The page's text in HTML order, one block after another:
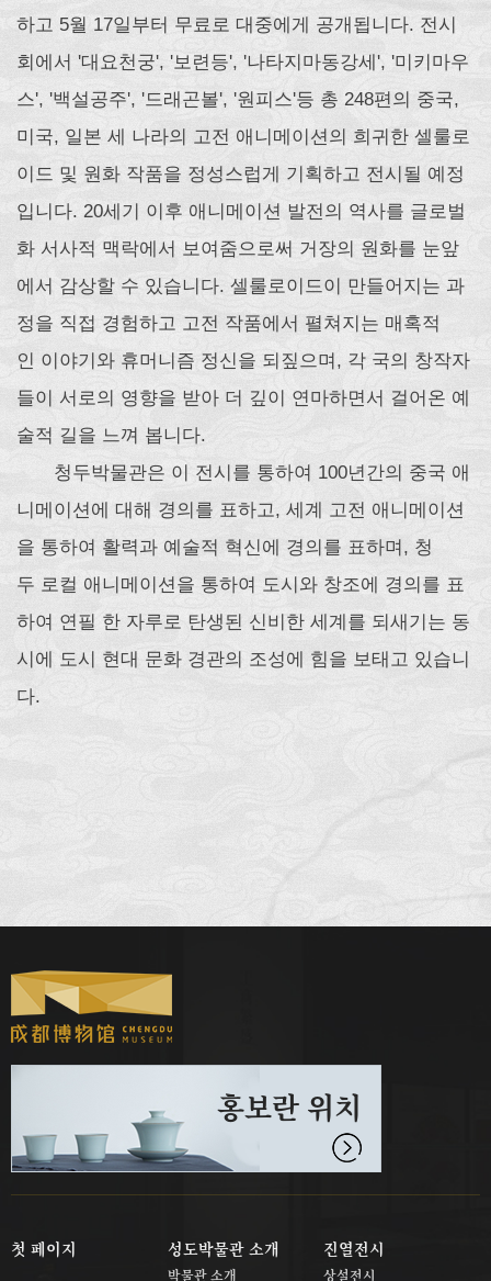
하고 5월 17일부터 무료로 대중에게 공개됩니다. 전시
회에서 '대요천궁', '보련등', '나타지마동강세', '미키마우
스', '백설공주', '드래곤볼', '원피스'등 총 248편의 중국,
미국, 일본 세 나라의 고전 애니메이션의 희귀한 셀룰로
이드 및 원화 작품을 정성스럽게 기획하고 전시될 예정
입니다. 20세기 이후 애니메이션 발전의 역사를 글로벌
화 서사적 맥락에서 보여줌으로써 거장의 원화를 눈앞
에서 감상할 수 있습니다. 셀룰로이드이 만들어지는 과
정을 직접 경험하고 고전 작품에서 펼쳐지는 매혹적
인 이야기와 휴머니즘 정신을 되짚으며, 각 국의 창작자
들이 서로의 영향을 받아 더 깊이 연마하면서 걸어온 예
술적 길을 느껴 봅니다.
청두박물관은 이 전시를 통하여 100년간의 중국 애
니메이션에 대해 경의를 표하고, 세계 고전 애니메이션
을 통하여 활력과 예술적 혁신에 경의를 표하며, 청
두 로컬 애니메이션을 통하여 도시와 창조에 경의를 표
하여 연필 한 자루로 탄생된 신비한 세계를 되새기는 동
시에 도시 현대 문화 경관의 조성에 힘을 보태고 있습니
다.
홍보란 위치
첫 페이지 성도박물관 소개
박물관 소개
진열전시
상설전시